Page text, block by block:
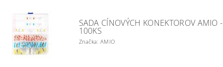
SADA CÍNOVÝCH KONEKTOROV AMIO -
100KS
Značka: AMIO